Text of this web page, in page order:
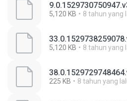
5,120 KB 8 tahun yang
5,120 KB 8 tahun yang
225 KB 8 tahun yang